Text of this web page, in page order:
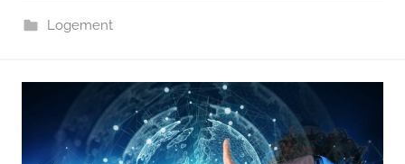
Logement